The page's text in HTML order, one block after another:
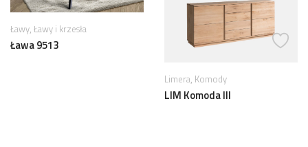
Ławy, Ławy i krzesła
Ława 9513
Limera, Komody
LIM Komoda III